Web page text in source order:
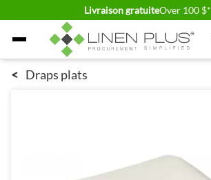
Livraison gratuiteOver 100 $*
Allez au contenu
< Draps plats